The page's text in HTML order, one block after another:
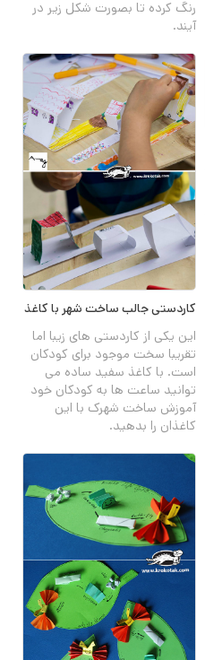
رنگ کرده تا بصورت شکل زیر در
آیند.
کاردستی جالب ساخت شهر با کاغذ
این یکی از کاردستی های زیبا اما
تقریبا سخت موجود برای کودکان
است. با کاغذ سفید ساده می
توانید ساعت ها به کودکان خود
آموزش ساخت شهرک با این
کاغذان را بدهید.